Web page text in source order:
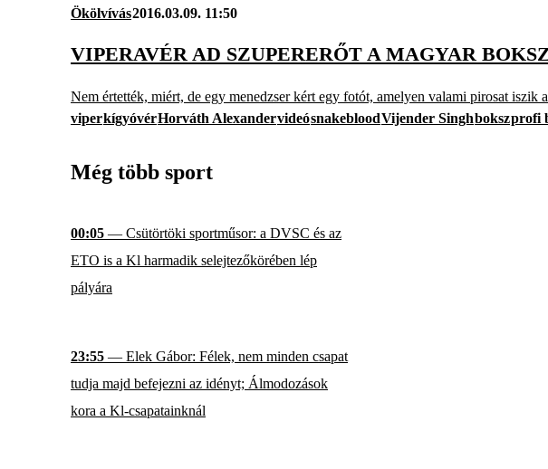
Ökölvívás2016.03.09. 11:50
VIPERAVÉR AD SZUPERERŐT A MAGYAR
Nem értették, miért, de egy menedzser kért egy fotót, amelyen valami pirosat iszik
viperkígyóvérHorváth AlexandervideósnakebloodVijender Singhbokszprofi
Még több sport
00:05 — Csütörtöki sportműsor: a DVSC és az
ETO is a Kl harmadik selejtezőkörében lép
pályára
23:55 — Elek Gábor: Félek, nem minden csapat
tudja majd befejezni az idényt; Álmodozások
kora a Kl-csapatainknál